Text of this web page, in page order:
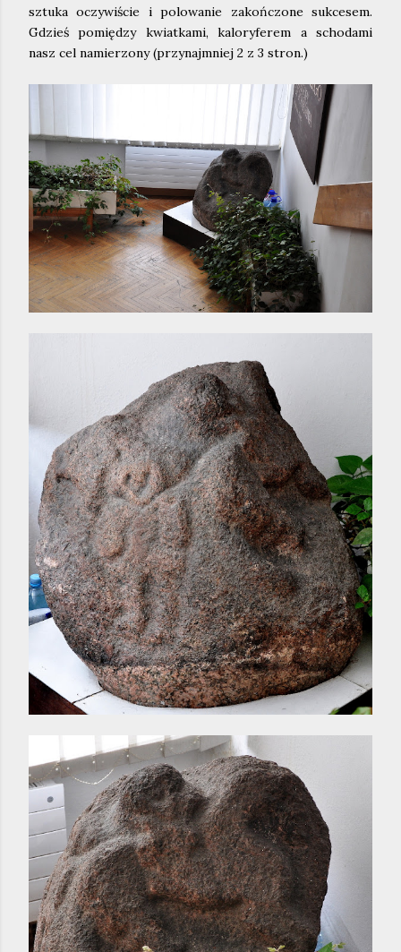
sztuka oczywiście i polowanie zakończone sukcesem.
Gdzieś pomiędzy kwiatkami, kaloryferem a schodami
nasz cel namierzony (przynajmniej 2 z 3 stron.)